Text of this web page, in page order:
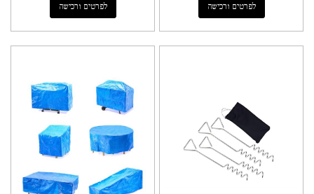
לפרטים ורכישה לפרטים ורכישה